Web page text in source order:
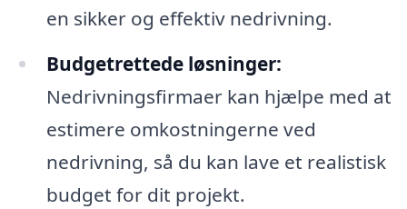
en sikker og effektiv nedrivning.
Budgetrettede løsninger:
Nedrivningsfirmaer kan hjælpe med at
estimere omkostningerne ved
nedrivning, så du kan lave et realistisk
budget for dit projekt.